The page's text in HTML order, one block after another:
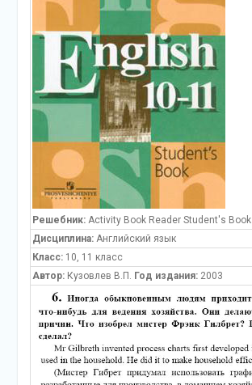
Решебник:Activity Book Reader Student's Book
Дисциплина:Английский язык
Класс:10, 11 класс
Автор:Кузовлев В.П. Год издания:2003